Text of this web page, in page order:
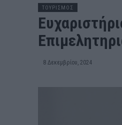
ΤΟΥΡΙΣΜΟΣ
8 Δεκεμβρίου, 2024